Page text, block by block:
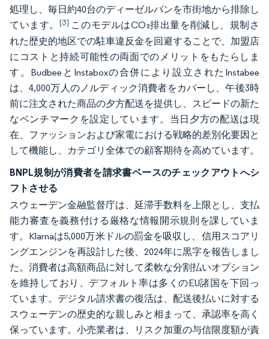
処理し、毎日約40台のディーゼルバンを市街地から排除し
ています。 [3] このモデルはCO₂排出量を削減し、規制さ
れた歴史的地区での駐車違反金を回避することで、加盟店
にコストと持続可能性の両面でのメリットをもたらしま
す。BudbeeとInstaboxの合併により設立されたInstabee
は、4,000万人のノルディック消費者をカバーし、午後3時
前に注文された商品の夕方配送を提供し、スピードの新た
なベンチマークを設定しています。当日夕方の配送は現
在、ファッションおよび家電における戦略的差別化要因と
して機能し、カテゴリ全体での顧客期待を高めています。
BNPL規制が消費者を請求書ベースのチェックアウトへシ
フトさせる
スウェーデン金融監督庁は、延滞手数料を上限とし、支払
能力審査を義務付ける厳格な情報開示規則を課していま
す。Klarnaは5,000万米ドルの罰金を吸収し、信用スコアリ
ングエンジンを再設計した後、2024年に黒字を報告しまし
た。消費者は高額商品に対して柔軟な分割払いオプション
を維持しており、デフォルト率は多くのEU諸国を下回っ
ています。デジタル請求書の復活は、配送後払いに対する
スウェーデンの歴史的な親しみと相まって、承認率を高く
保っています。小売業者は、リスク加重の与信限度額が責